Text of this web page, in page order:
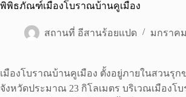
พิพิธภัณฑ์เมืองโบราณบ้านคูเมือง
สถานที่ อีสานร้อยแปด มกราคม
เมืองโบราณบ้านคูเมือง ตั้งอยู่ภายในสวนรุ
จังหวัดประมาณ 23 กิโลเมตร บริเวณเมือง